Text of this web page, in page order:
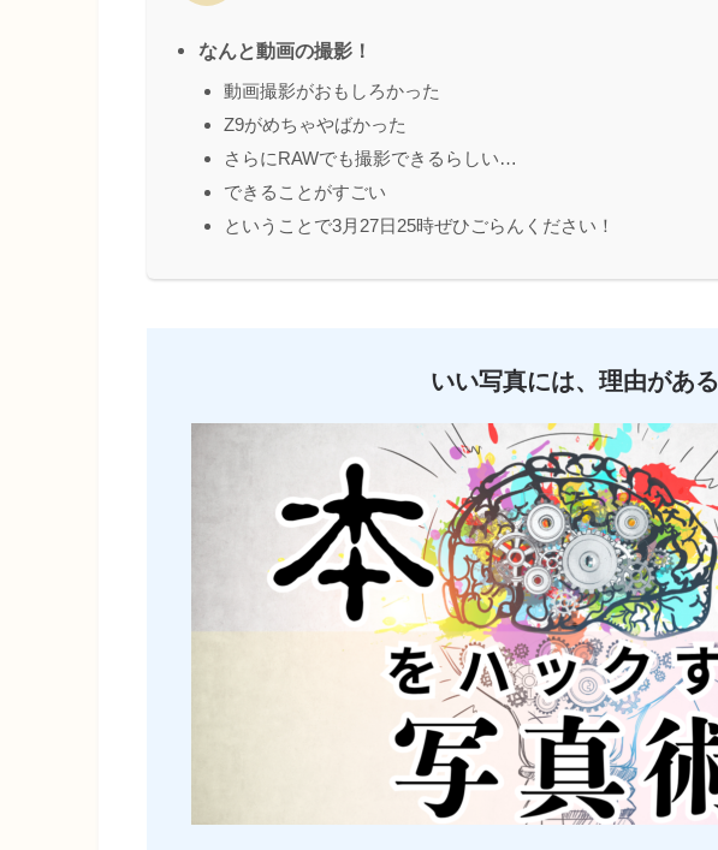
なんと動画の撮影！
動画撮影がおもしろかった
Z9がめちゃやばかった
さらにRAWでも撮影できるらしい…
できることがすごい
ということで3月27日25時ぜひごらんください！
いい写真には、理由がある